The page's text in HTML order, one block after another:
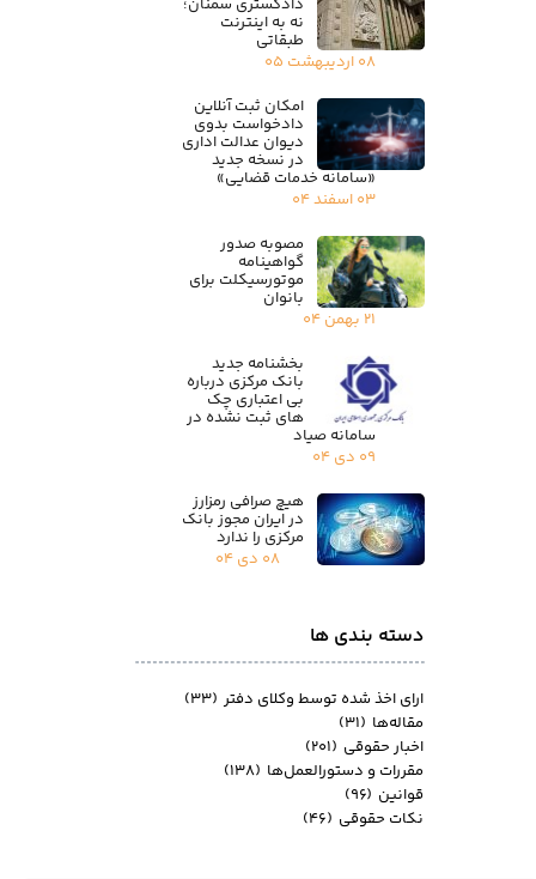
دسته بندی ها
دادگستری سمنان؛
نه به اینترنت
طبقاتی
۰۸ اردیبهشت ۰۵
امکان ثبت آنلاین
دادخواست بدوی
دیوان عدالت اداری
در نسخه جدید
«سامانه خدمات قضایی»
۰۳ اسفند ۰۴
مصوبه صدور
گواهینامه
موتورسیکلت برای
بانوان
۲۱ بهمن ۰۴
بخشنامه جدید
بانک مرکزی درباره
بی اعتباری چک
های ثبت نشده در
سامانه صیاد
۰۹ دی ۰۴
هیچ صرافی رمزارز
در ایران مجوز بانک
مرکزی را ندارد
۰۸ دی ۰۴
ارای اخذ شده توسط وکلای دفتر (۳۳)
مقاله‌ها (۳۱)
اخبار حقوقی (۲۰۱)
مقررات و دستورالعمل‌ها (۱۳۸)
قوانین (۹۶)
نکات حقوقی (۴۶)